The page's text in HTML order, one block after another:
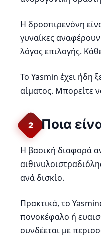
Η δροσπιρενόνη
γυναίκες
λόγος επιλογής.
Το Yasmin έχει ήδη
αίματος. Μπορείτε
2 Ποια
Η βασική διαφορά
ανά δισκίο.
Πρακτικά, το
πονοκέφαλο ή
συνδέεται με